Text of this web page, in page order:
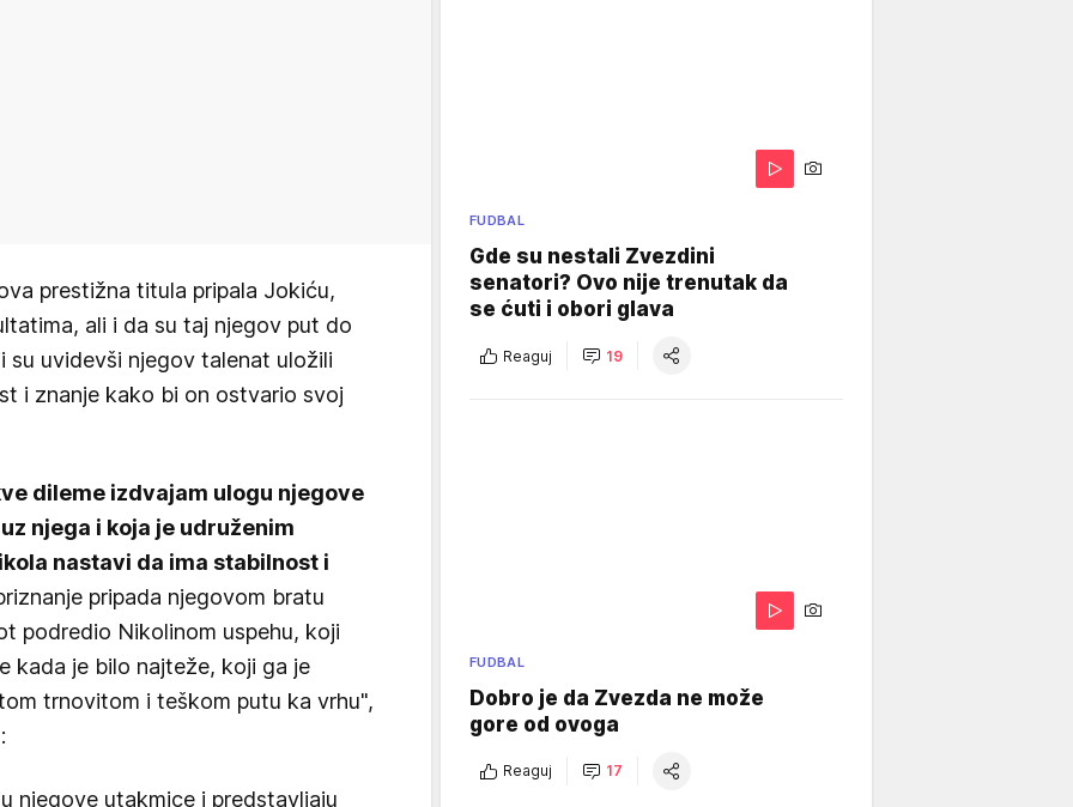
prestižna titula pripala Jokiću,
ali i da su taj njegov put do
su uvidevši njegov talenat uložili
i znanje kako bi on ostvario svoj
dileme izdvajam ulogu njegove
njega i koja je udruženim
nastavi da ima stabilnost i
pripada njegovom bratu
podredio Nikolinom uspehu, koji
kada je bilo najteže, koji ga je
trnovitom i teškom putu ka vrhu",
njegove utakmice i predstavljaju
FUDBAL
Gde su nestali Zvezdini
senatori? Ovo nije trenutak da
se ćuti i obori glava
Reaguj 19
FUDBAL
Dobro je da Zvezda ne može
gore od ovoga
Reaguj 17